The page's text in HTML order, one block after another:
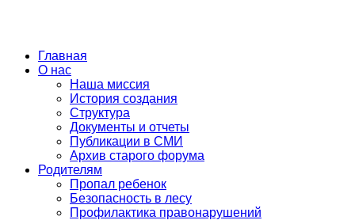
Skip
Главная
О нас
Наша миссия
История создания
Структура
Документы и отчеты
Публикации в СМИ
Архив старого форума
Родителям
Пропал ребенок
Безопасность в лесу
Профилактика правонарушений